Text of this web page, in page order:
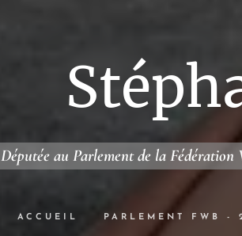
Députée au Parlement de la
ACCUEIL PARLEMENT FWB -